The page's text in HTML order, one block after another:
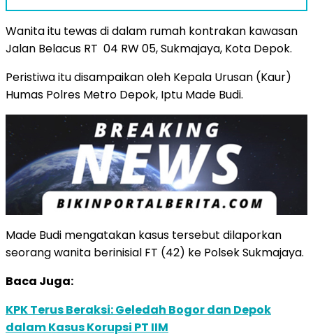
Wanita itu tewas di dalam rumah kontrakan kawasan
Jalan Belacus RT 04 RW 05, Sukmajaya, Kota Depok.
Peristiwa itu disampaikan oleh Kepala Urusan (Kaur)
Humas Polres Metro Depok, Iptu Made Budi.
Made Budi mengatakan kasus tersebut dilaporkan
seorang wanita berinisial FT (42) ke Polsek Sukmajaya.
Baca Juga:
KPK Terus Beraksi: Geledah Bogor dan Depok
dalam Kasus Korupsi PT IIM